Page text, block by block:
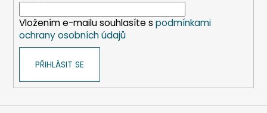
e
n
a
Vložením e-mailu souhlasíte s podmínkami
ochrany osobních údajů
PŘIHLÁSIT SE